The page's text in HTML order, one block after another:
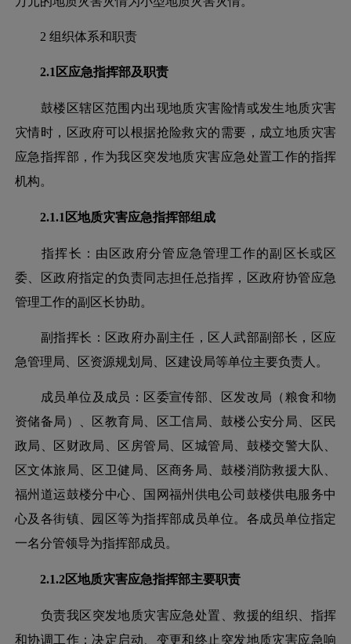
2 组织体系和职责
2.1区应急指挥部及职责
鼓楼区辖区范围内出现地质灾害险情或发生地质灾害
灾情时，区政府可以根据抢险救灾的需要，成立地质灾害
应急指挥部，作为我区突发地质灾害应急处置工作的指挥
机构。
2.1.1区地质灾害应急指挥部组成
指挥长：由区政府分管应急管理工作的副区长或区
委、区政府指定的负责同志担任总指挥，区政府协管应急
管理工作的副区长协助。
副指挥长：区政府办副主任，区人武部副部长，区应
急管理局、区资源规划局、区建设局等单位主要负责人。
成员单位及成员：区委宣传部、区发改局（粮食和物
资储备局）、区教育局、区工信局、鼓楼公安分局、区民
政局、区财政局、区房管局、区城管局、鼓楼交警大队、
区文体旅局、区卫健局、区商务局、鼓楼消防救援大队、
福州道运鼓楼分中心、国网福州供电公司鼓楼供电服务中
心及各街镇、园区等为指挥部成员单位。各成员单位指定
一名分管领导为指挥部成员。
2.1.2区地质灾害应急指挥部主要职责
负责我区突发地质灾害应急处置、救援的组织、指挥
和协调工作；决定启动、变更和终止突发地质灾害应急响